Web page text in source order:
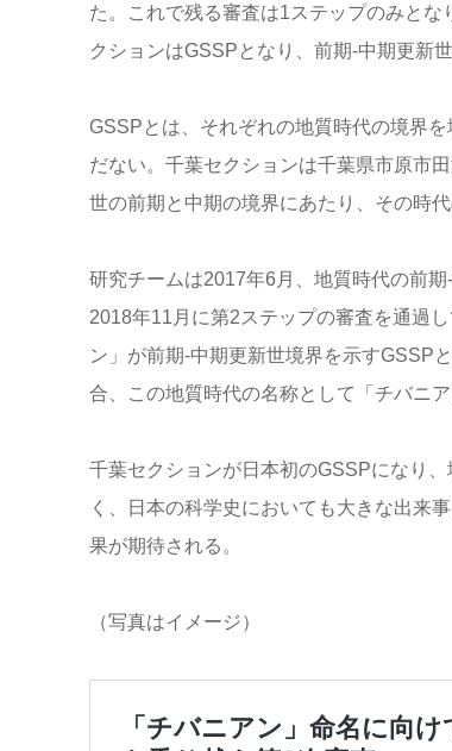
た。これで残る審査は1ステップのみと
クションはGSSPとなり、前期‐中期更新
GSSPとは、それぞれの地質時代の境界
だない。千葉セクションは千葉県市原市
世の前期と中期の境界にあたり、その時
研究チームは2017年6月、地質時代の前
2018年11月に第2ステップの審査を通過
ン」が前期‐中期更新世境界を示すGSSP
合、この地質時代の名称として「チバニ
千葉セクションが日本初のGSSPになり
く、日本の科学史においても大きな出来
果が期待される。
（写真はイメージ）